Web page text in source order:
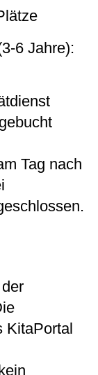
6 Jahre):
Tag nach
KitaPortal